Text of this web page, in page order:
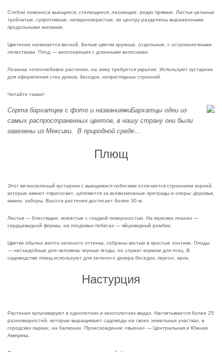
Стебли ломоноса вьющиеся, стелющиеся, лазающие, редко прямые. Листья цельные
тройчатые, супротивные, непарноперистые, по центру разделены выраженными
продольными жилками.
Цветение начинается весной. Белые цветки крупные, отдельные, с остроконечными
лепестками. Плод — многоорешек с длинными волосками.
Лозинка теплолюбивое растение, на зиму требуется укрытие. Используют кустарник
для оформления стен домов, беседок, неприглядных строений.
Читайте также!
Сорта бархатцев с фото и названиямиБархатцы одни из
самых распространенных цветов, в нашу страну они были
завезены из Мексики. В природной среде…
Плющ
Этот вечнозеленый кустарник с вьющимися побегами отличается строением корней,
которые имеют «присоски», цепляются за всевозможные преграды и опоры: деревья,
камни, заборы. Высота растения достигает более 30 м.
Листья — блестящие, кожистые с гладкой поверхностью. На мужских лианах —
сердцевидной формы, на плодовых побегах — яйцевидный ромбик.
Цветки обычно желто-зеленого оттенка, собраны кистью в простые зонтики. Плоды
— несъедобные для человека черные ягоды, но служат кормом для птиц. В
садоводстве плющ используют для зеленого декора беседок, пергол, арок.
Настурция
Растение культивируют в однолетних и многолетних видах. Насчитывается более 25
разновидностей, которые выращивают садоводы на своих земельных участках, в
городских парках, на балконах. Происхождение «вьюна» — Центральная и Южная
Америка.